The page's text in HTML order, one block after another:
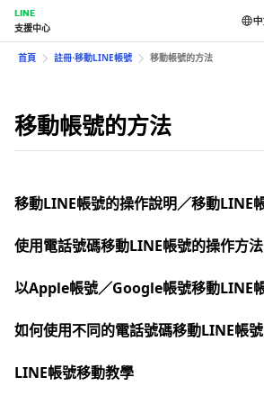
LINE
支援中心
首頁 註冊⋅移動LINE帳號 移動帳號的方法
移動帳號的方法
移動LINE帳號的操作說明／移動LINE
使用電話號碼移動LINE帳號的操作方法
以Apple帳號／Google帳號移動LINE
如何使用不同的電話號碼移動LINE帳號
LINE帳號移動教學